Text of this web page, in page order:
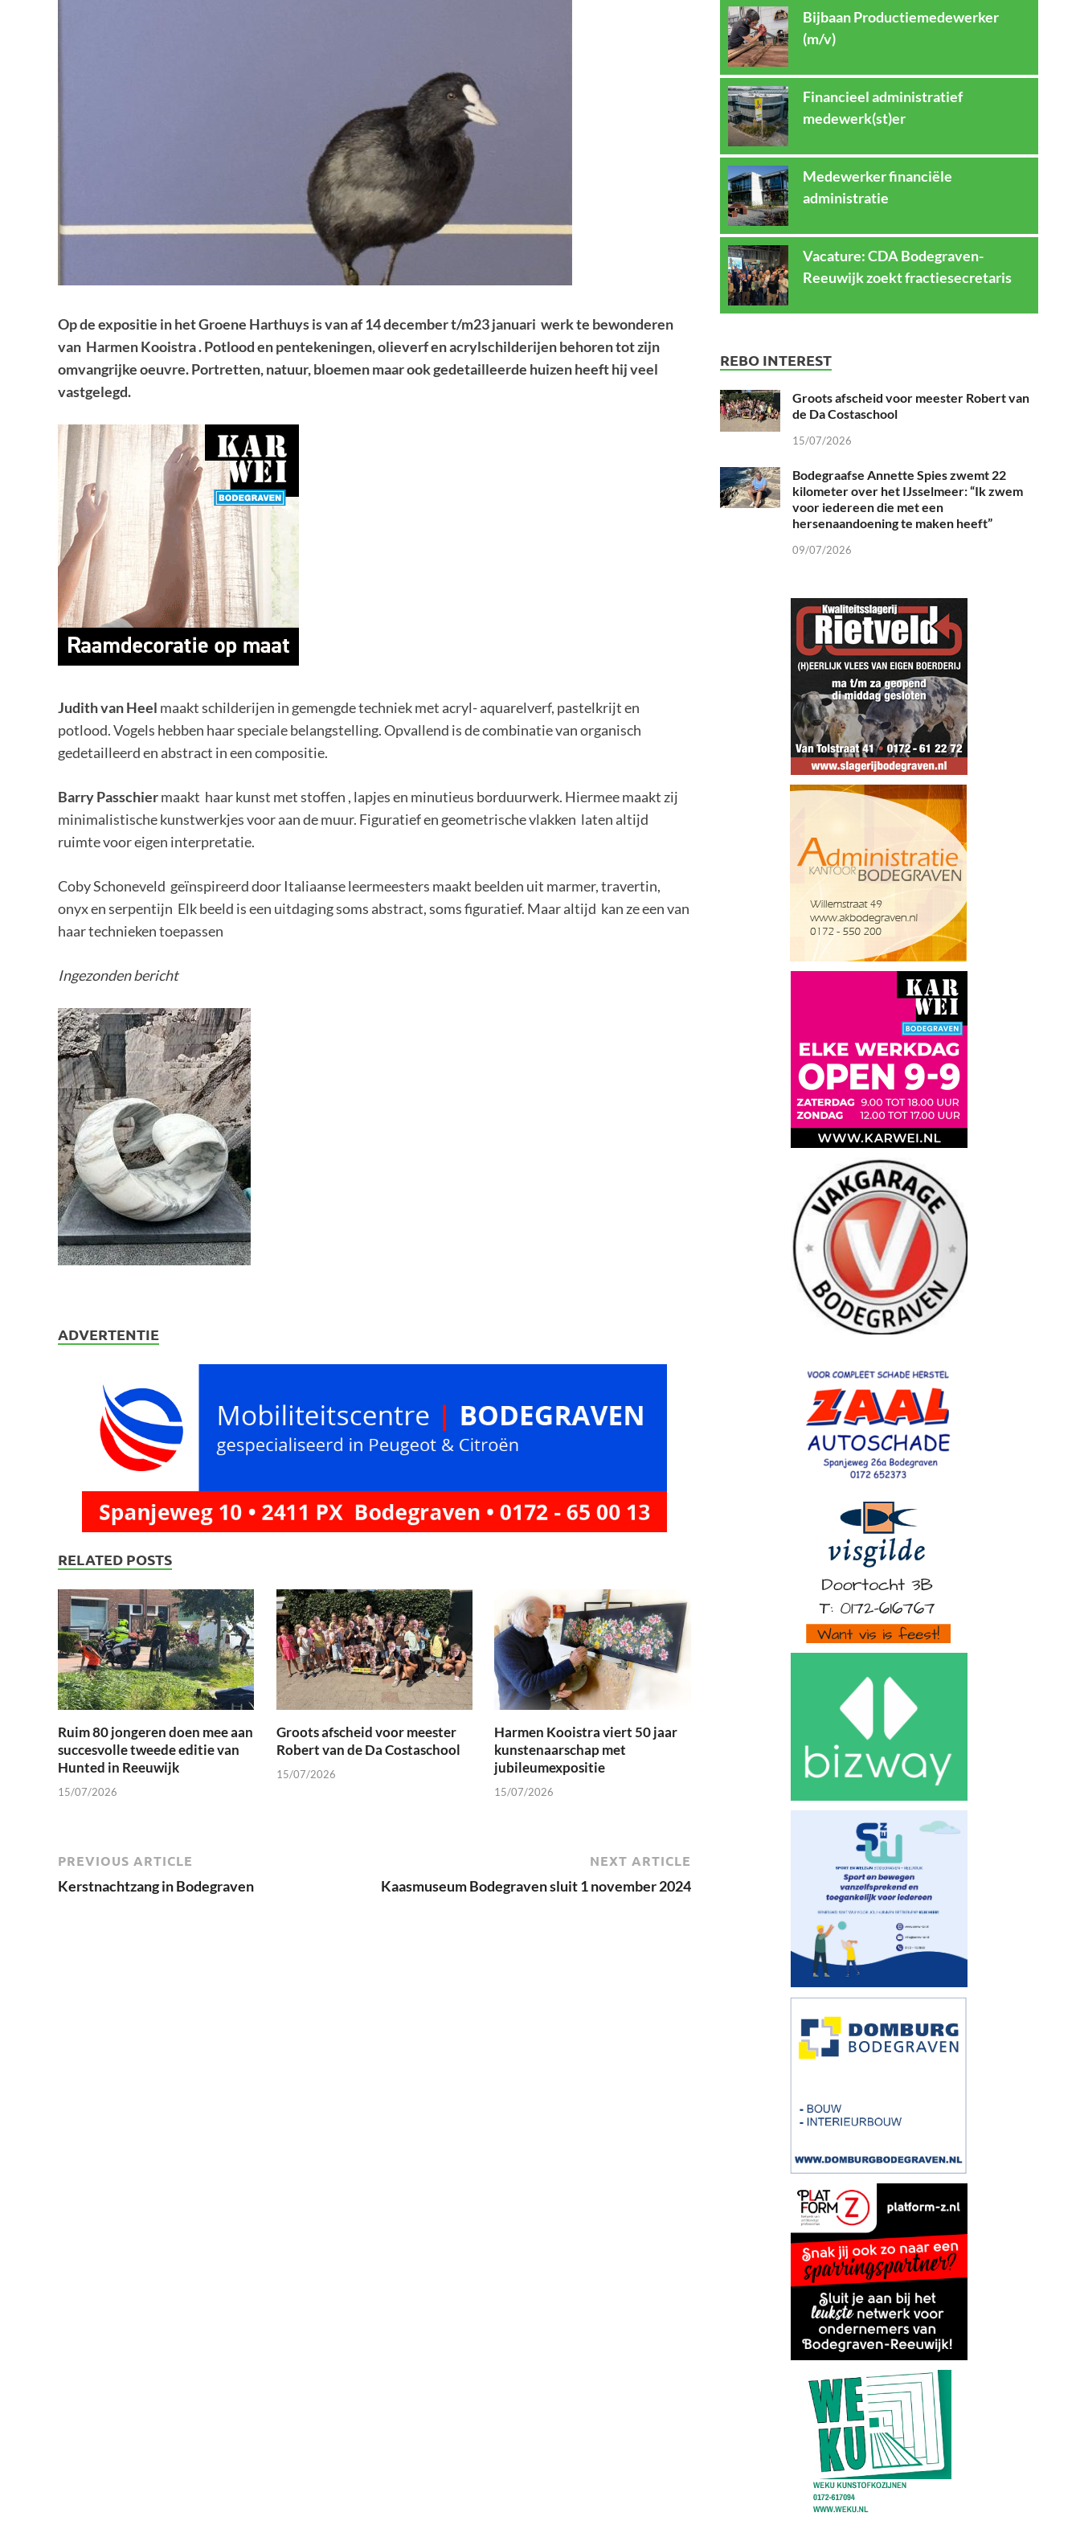
Op de expositie in het Groene Harthuys is van af 14 december t/m23 januari werk te bewonderen
van Harmen Kooistra . Potlood en pentekeningen, olieverf en acrylschilderijen behoren tot zijn
omvangrijke oeuvre. Portretten, natuur, bloemen maar ook gedetailleerde huizen heeft hij veel
vastgelegd.
Judith van Heel maakt schilderijen in gemengde techniek met acryl- aquarelverf, pastelkrijt en
potlood. Vogels hebben haar speciale belangstelling. Opvallend is de combinatie van organisch
gedetailleerd en abstract in een compositie.
Barry Passchiermaakt haar kunst met stoffen , lapjes en minutieus borduurwerk. Hiermee maakt zij
minimalistische kunstwerkjes voor aan de muur. Figuratief en geometrische vlakken laten altijd
ruimte voor eigen interpretatie.
Coby Schoneveld geïnspireerd door Italiaanse leermeesters maakt beelden uit marmer, travertin,
onyx en serpentijn Elk beeld is een uitdaging soms abstract, soms figuratief. Maar altijd kan ze een van
haar technieken toepassen
Ingezonden bericht
ADVERTENTIE
RELATED POSTS
Ruim 80 jongeren doen mee aan
succesvolle tweede editie van
Hunted in Reeuwijk
15/07/2026
Groots afscheid voor meester
Robert van de Da Costaschool
15/07/2026
Harmen Kooistra viert 50 jaar
kunstenaarschap met
jubileumexpositie
15/07/2026
PREVIOUS ARTICLE
Kerstnachtzang in Bodegraven
NEXT ARTICLE
Kaasmuseum Bodegraven sluit 1 november 2024
Bijbaan Productiemedewerker
(m/v)
Financieel administratief
medewerk(st)er
Medewerker financiële
administratie
Vacature: CDA Bodegraven-
Reeuwijk zoekt fractiesecretaris
REBO INTEREST
Groots afscheid voor meester Robert van
de Da Costaschool
15/07/2026
Bodegraafse Annette Spies zwemt 22
kilometer over het IJsselmeer: “Ik zwem
voor iedereen die met een
hersenaandoening te maken heeft”
09/07/2026